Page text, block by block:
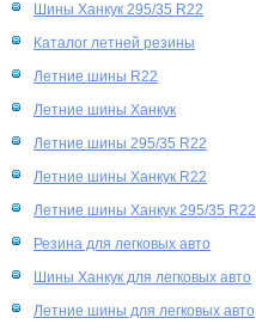
Шины Ханкук 295/35 R22
Каталог летней резины
Летние шины R22
Летние шины Ханкук
Летние шины 295/35 R22
Летние шины Ханкук R22
Летние шины Ханкук 295/35 R22
Резина для легковых авто
Шины Ханкук для легковых авто
Летние шины для легковых авто